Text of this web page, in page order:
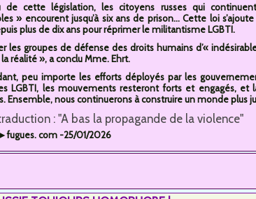
de cette législation, les citoyens russes qui continuent
» encourent jusqu’à six ans de prison... Cette loi
plus de dix ans pour réprimer le militantisme LGBTI.
les groupes de défense des droits humains d’«
réalité », a conclu Mme. Ehrt.
peu importe les efforts déployés par les
LGBTI, les mouvements resteront forts et engagés, et
Ensemble, nous continuerons à construire un monde plus
: "A bas la propagande de la violence"
com -25/01/2026